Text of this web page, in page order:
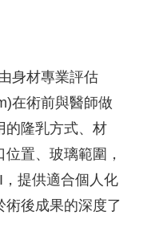
身材專業評估
在術前與醫師做
的隆乳方式、材
置、玻璃範圍，
提供適合個人化
術後成果的深度了